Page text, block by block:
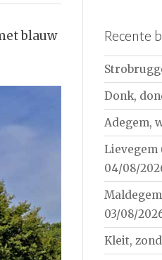
blauw
Recente
Donk,
Adegem,
Lievegem
04/08/
03/08/
Kleit,